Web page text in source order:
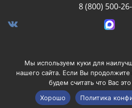
8 (800) 500-
Copyright © 2008-2020,
защищены.
Мы используем куки для
нашего сайта. Если Вы продолжите
будем считать что Вас
Хорошо
Политика